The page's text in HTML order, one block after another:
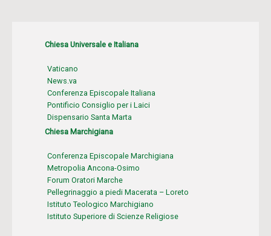
Chiesa Universale e Italiana
Vaticano
News.va
Conferenza Episcopale Italiana
Pontificio Consiglio per i Laici
Dispensario Santa Marta
Chiesa Marchigiana
Conferenza Episcopale Marchigiana
Metropolia Ancona-Osimo
Forum Oratori Marche
Pellegrinaggio a piedi Macerata – Loreto
Istituto Teologico Marchigiano
Istituto Superiore di Scienze Religiose